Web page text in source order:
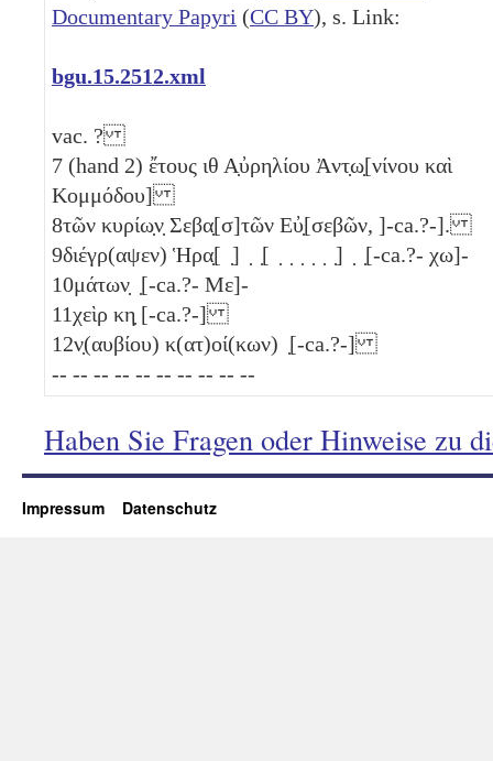
Documentary Papyri (CC BY), s. Link:
bgu.15.2512.xml
vac. ?
7 (hand 2) ἔτους ιθ Α̣ὐρηλίου Ἀντ̣ω̣[νίνου καὶ
Κομμόδου]
8τῶν κυρίω̣ν̣ Σεβα̣[σ]τῶν Εὐ̣[σεβῶν, ]-ca.?-].
9διέγρ(αψεν) Ἡρα̣[ ̣] ̣ ̣[ ̣ ̣ ̣ ̣ ̣ ̣] ̣ ̣[-ca.?- χω]-
10μάτων̣ ̣[-ca.?- Με]-
11χεὶρ κη̣ [-ca.?-]
12ν̣(αυβίου) κ(ατ)οί(κων) ̣[-ca.?-]
-- -- -- -- -- -- -- -- -- --
Haben Sie Fragen oder Hinweise zu
Impressum Datenschutz